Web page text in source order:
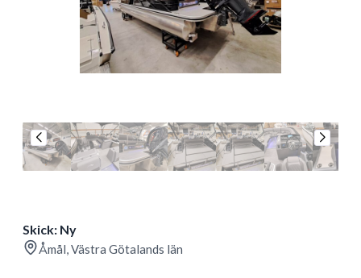
Skick: Ny
Åmål, Västra Götalands län